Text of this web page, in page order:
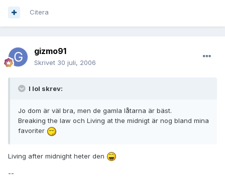
Citera
gizmo91
Skrivet 30 juli, 2006
I lol skrev:
Jo dom är väl bra, men de gamla låtarna är bäst.
Breaking the law och Living at the midnigt är nog bland mina
favoriter
Living after midnight heter den
--